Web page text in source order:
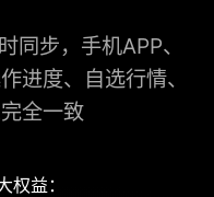
同步，手机APP、
进度、自选行情、
全一致
权益：